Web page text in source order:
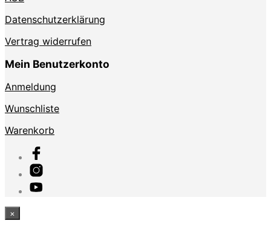
Datenschutzerklärung
Vertrag widerrufen
Mein Benutzerkonto
Anmeldung
Wunschliste
Warenkorb
×